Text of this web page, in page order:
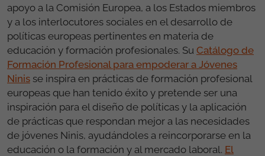
apoyo a la Comisión Europea, a los Estados miembros
y a los interlocutores sociales en el desarrollo de
políticas europeas pertinentes en materia de
educación y formación profesionales. Su Catálogo de
Formación Profesional para empoderar a Jóvenes
Ninis se inspira en prácticas de formación profesional
europeas que han tenido éxito y pretende ser una
inspiración para el diseño de políticas y la aplicación
de prácticas que respondan mejor a las necesidades
de jóvenes Ninis, ayudándoles a reincorporarse en la
educación o la formación y al mercado laboral. El